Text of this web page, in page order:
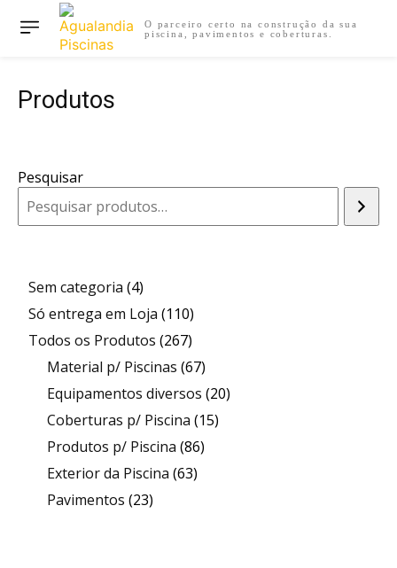
O parceiro certo na construção da sua
piscina, pavimentos e coberturas.
Produtos
Pesquisar
Sem categoria 44
produtos
Só entrega em Loja 110110
produtos
Todos os Produtos 267267
produtos
Material p/ Piscinas 6767
produtos
Equipamentos diversos 2020
Coberturas p/ Piscina 1515
Produtos p/ Piscina 8686
Exterior da Piscina 6363
Pavimentos 2323